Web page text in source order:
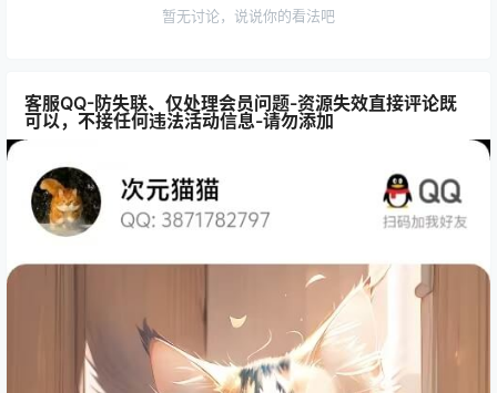
暂无讨论，说说你的看法吧
客服QQ-防失联、仅处理会员问题-资源失效直接评论既
可以，不接任何违法活动信息-请勿添加